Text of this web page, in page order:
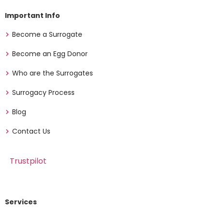
Important Info
Become a Surrogate
Become an Egg Donor
Who are the Surrogates
Surrogacy Process
Blog
Contact Us
Trustpilot
Services